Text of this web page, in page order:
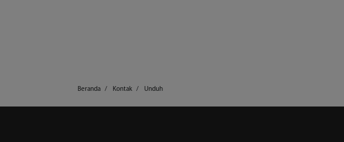
Beranda Kontak Unduh